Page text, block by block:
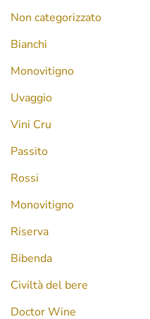
Non categorizzato
Bianchi
Monovitigno
Uvaggio
Vini Cru
Passito
Rossi
Monovitigno
Riserva
Bibenda
Civiltà del bere
Doctor Wine